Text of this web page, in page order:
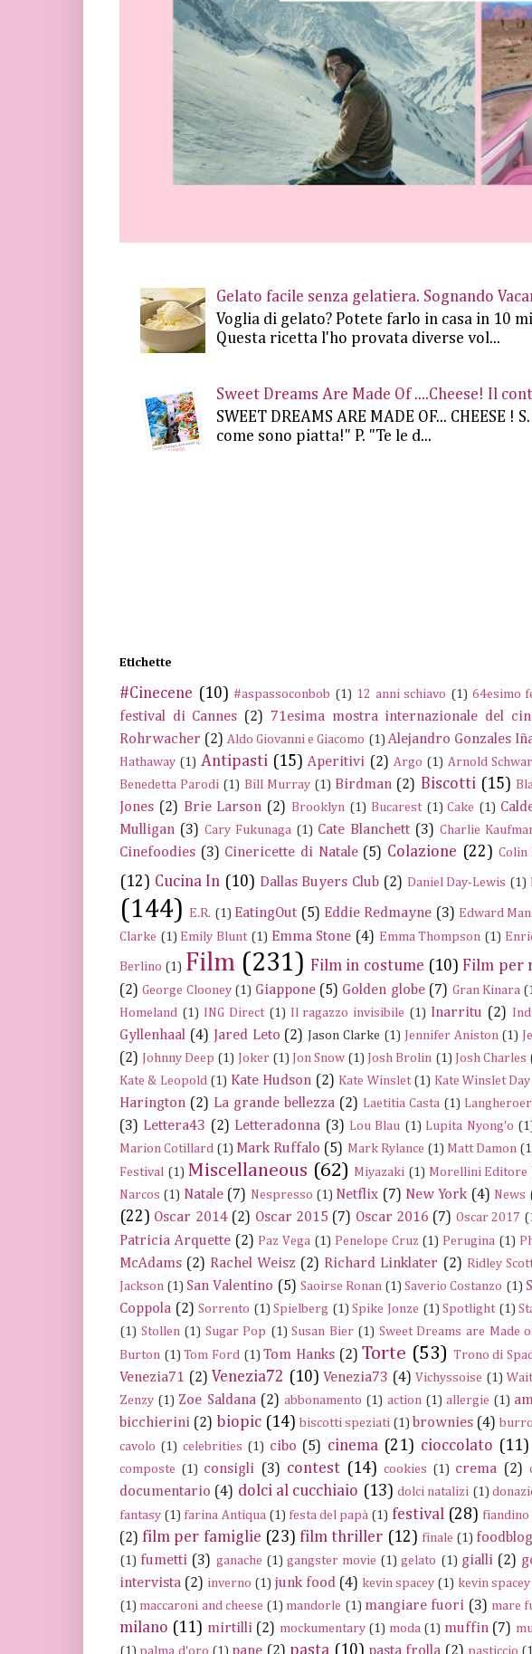
Gelato facile senza gelatiera. Sognando
Voglia di gelato? Potete farlo in casa in 10
Questa ricetta l'ho provata diverse vol...
Sweet Dreams Are Made Of ....Cheese! Il
SWEET DREAMS ARE MADE OF...
come sono piatta!" P. "Te le d...
Etichette
#Cinecene (10) #aspassoconbob (1) 12 anni schiavo (1) 64esimo
festival di Cannes (2) 71esima mostra internazionale del
Rohrwacher (2) Aldo Giovanni e Giacomo (1) Alejandro Gonzales
Hathaway (1) Antipasti (15) Aperitivi (2) Argo (1) Arnold
Benedetta Parodi (1) Bill Murray (1) Birdman (2) Biscotti (15)
Jones (2) Brie Larson (2) Brooklyn (1) Bucarest (1) Cake (1)
Mulligan (3) Cary Fukunaga (1) Cate Blanchett (3) Charlie
Cinefoodies (3) Cinericette di Natale (5) Colazione (22) Colin
(12) Cucina In (10) Dallas Buyers Club (2) Daniel Day-Lewis (1)
(144)
E.R. (1) EatingOut (5) Eddie Redmayne (3) Edward
Clarke (1) Emily Blunt (1) Emma Stone (4) Emma Thompson (1)
Berlino (1) Film (231) Film in costume (10) Film per
(2) George Clooney (1) Giappone (5) Golden globe (7) Gran Kinara
Homeland (1) ING Direct (1) Il ragazzo invisibile (1) Inarritu (2)
Gyllenhaal (4) Jared Leto (2) Jason Clarke (1) Jennifer Aniston (1)
(2)
Johnny Deep (1) Joker (1) Jon Snow (1) Josh Brolin (1) Josh Charles
Kate & Leopold (1) Kate Hudson (2) Kate Winslet (1) Kate Winslet Day
Harington (2) La grande bellezza (2) Laetitia Casta (1)
(3) Lettera43 (2) Letteradonna (3) Lou Blau (1) Lupita Nyong'o
Marion Cotillard (1) Mark Ruffalo (5) Mark Rylance (1) Matt Damon
Festival (1) Miscellaneous (62) Miyazaki (1) Morellini Editore
Narcos (1) Natale (7) Nespresso (1) Netflix (7) New York (4) News
(22) Oscar 2014 (2) Oscar 2015 (7) Oscar 2016 (7) Oscar 2017
Patricia Arquette (2) Paz Vega (1) Penelope Cruz (1) Perugina (1)
McAdams (2) Rachel Weisz (2) Richard Linklater (2) Ridley
Jackson (1) San Valentino (5) Saoirse Ronan (1) Saverio Costanzo (1)
Coppola (2) Sorrento (1) Spielberg (1) Spike Jonze (1) Spotlight (1)
(1) Stollen (1) Sugar Pop (1) Susan Bier (1) Sweet Dreams are Made
Burton (1) Tom Ford (1) Tom Hanks (2) Torte (53) Trono di
Venezia71 (2) Venezia72 (10) Venezia73 (4) Vichyssoise (1)
Zenzy (1) Zoe Saldana (2) abbonamento (1) action (1) allergie (1)
bicchierini (2) biopic (14) biscotti speziati (1) brownies (4)
cavolo (1) celebrities (1) cibo (5) cinema (21) cioccolato (11)
composte (1) consigli (3) contest (14) cookies (1) crema (2)
documentario (4) dolci al cucchiaio (13) dolci natalizi (1)
fantasy (1) farina Antiqua (1) festa del papà (1) festival (28) fiandino
(2) film per famiglie (23) film thriller (12) finale (1) foodblog
(1) fumetti (3) ganache (1) gangster movie (1) gelato (1) gialli (2)
intervista (2) inverno (1) junk food (4) kevin spacey (1) kevin spacey
(1) maccaroni and cheese (1) mandorle (1) mangiare fuori (3) mare
milano (11) mirtilli (2) mockumentary (1) moda (1) muffin (7)
(1) palma d'oro (1) pane (2) pasta (10) pasta frolla (2) pasticcio